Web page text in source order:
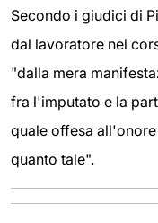
Secondo i giudici di
dal lavoratore nel
"dalla mera
fra l'imputato e la
quale offesa
quanto tale".